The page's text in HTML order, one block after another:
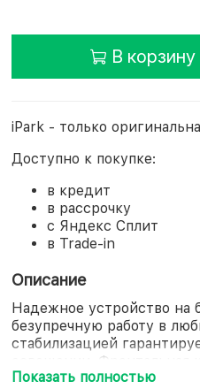
В корзину
iPark - только
Доступно к покупке:
в кредит
в рассрочку
с Яндекс Сплит
в Trade-in
Описание
Надежное устройство на
безупречную работу в
стабилизацией
освещении. Фронтальная
спутникового SOS-
Показать полностью